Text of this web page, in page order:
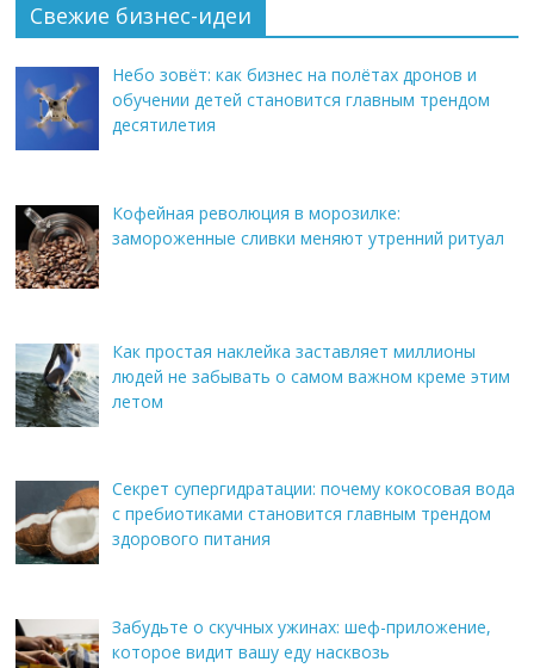
Свежие бизнес-идеи
Небо зовёт: как бизнес на полётах дронов и
обучении детей становится главным трендом
десятилетия
Кофейная революция в морозилке:
замороженные сливки меняют утренний ритуал
Как простая наклейка заставляет миллионы
людей не забывать о самом важном креме этим
летом
Секрет супергидратации: почему кокосовая вода
с пребиотиками становится главным трендом
здорового питания
Забудьте о скучных ужинах: шеф-приложение,
которое видит вашу еду насквозь